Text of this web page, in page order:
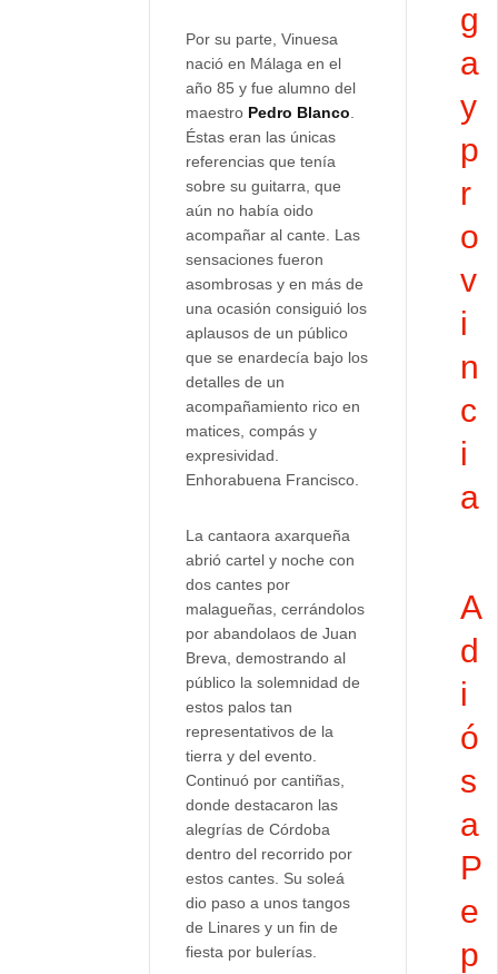
Por su parte, Vinuesa
nació en Málaga en el
año 85 y fue alumno del
maestro Pedro Blanco
Éstas eran las únicas
referencias que tenía
sobre su guitarra, que
aún no había oido
acompañar al cante. Las
sensaciones fueron
asombrosas y en más de
una ocasión consiguió los
aplausos de un público
que se enardecía bajo los
detalles de un
acompañamiento rico en
matices, compás y
expresividad.
Enhorabuena Francisco.
La cantaora axarqueña
abrió cartel y noche con
dos cantes por
malagueñas, cerrándolos
por abandolaos de Juan
Breva, demostrando al
público la solemnidad de
estos palos tan
representativos de la
tierra y del evento.
Continuó por cantiñas,
donde destacaron las
alegrías de Córdoba
dentro del recorrido por
estos cantes. Su soleá
dio paso a unos tangos
de Linares y un fin de
fiesta por bulerías.
g
a
y
p
r
o
v
i
n
c
i
a
A
d
i
ó
s
a
P
e
p